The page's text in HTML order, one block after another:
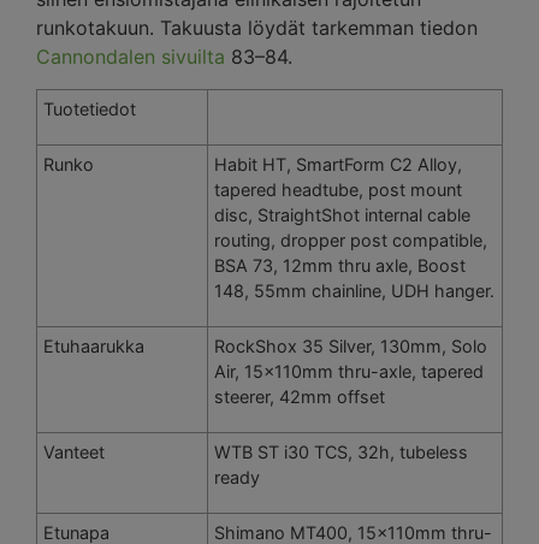
runkotakuun. Takuusta löydät tarkemman tiedon
Cannondalen sivuilta 83–84.
Tuotetiedot
Runko
Habit HT, SmartForm C2 Alloy,
tapered headtube, post mount
disc, StraightShot internal cable
routing, dropper post compatible,
BSA 73, 12mm thru axle, Boost
148, 55mm chainline, UDH hanger.
Etuhaarukka
RockShox 35 Silver, 130mm, Solo
Air, 15x110mm thru-axle, tapered
steerer, 42mm offset
Vanteet
WTB ST i30 TCS, 32h, tubeless
ready
Etunapa
Shimano MT400, 15x110mm thru-